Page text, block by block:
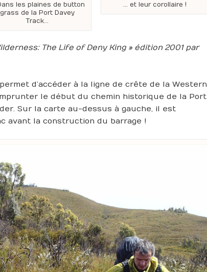
les plaines de button
grass de la Port Davey
Track…
… et leur corollaire !
The Life of Deny King » édition 2001 par
d’accéder à la ligne de crête de la Western
le début du chemin historique de la Port
Sur la carte au-dessus à gauche, il est
avant la construction du barrage !